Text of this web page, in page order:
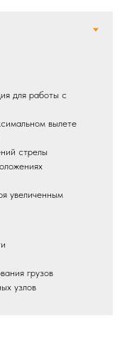
для работы с
вылете
стрелы
увеличенным
грузов
узлов